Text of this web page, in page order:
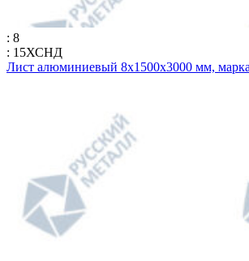
: 8
: 15ХСНД
Лист алюминиевый 8х1500х3000 мм,